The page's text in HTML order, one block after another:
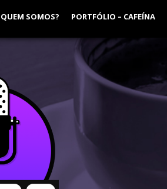
QUEM SOMOS? PORTFÓLIO – CAFEÍNA